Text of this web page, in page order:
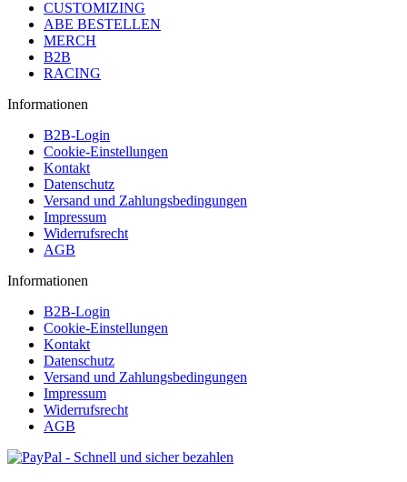
CUSTOMIZING
ABE BESTELLEN
MERCH
B2B
RACING
Informationen
B2B-Login
Cookie-Einstellungen
Kontakt
Datenschutz
Versand und Zahlungsbedingungen
Impressum
Widerrufsrecht
AGB
Informationen
B2B-Login
Cookie-Einstellungen
Kontakt
Datenschutz
Versand und Zahlungsbedingungen
Impressum
Widerrufsrecht
AGB